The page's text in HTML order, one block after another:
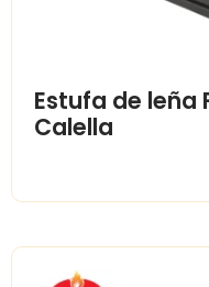
Estufa de leña
Calella